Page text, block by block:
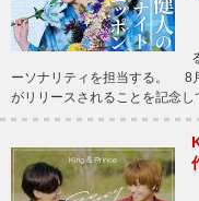
ーソナリティを担当する。 8
がリリースされることを記念